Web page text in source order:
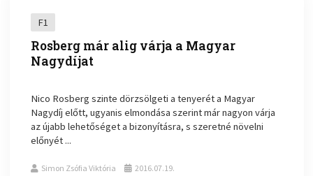
F1
Rosberg már alig várja a Magyar
Nagydíjat
Nico Rosberg szinte dörzsölgeti a tenyerét a Magyar
Nagydíj előtt, ugyanis elmondása szerint már nagyon várja
az újabb lehetőséget a bizonyításra, s szeretné növelni
előnyét ...
Simon Zsófia Viktória 2016.07.19.